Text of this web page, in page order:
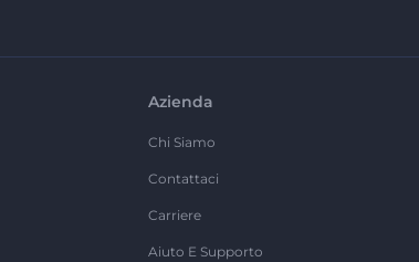
Azienda
Chi Siamo
Contattaci
Carriere
Aiuto E Supporto